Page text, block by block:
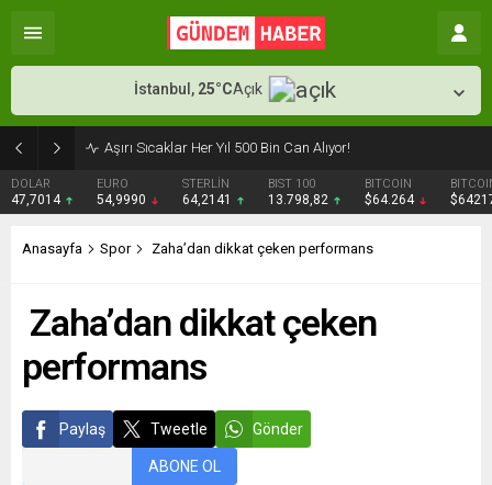
Aşırı Sıcaklar Her Yıl 500 Bin Can Alıyor!
DOLAR
47,7014
EURO
54,9990
STERLİN
64,2141
BIST 100
13.798,82
BITCOIN
$64.264
İstanbul, 25°CAçık
Anasayfa Spor Zaha’dan dikkat çeken performans
Zaha’dan dikkat çeken
performans
Paylaş Tweetle Gönder
ABONE OL